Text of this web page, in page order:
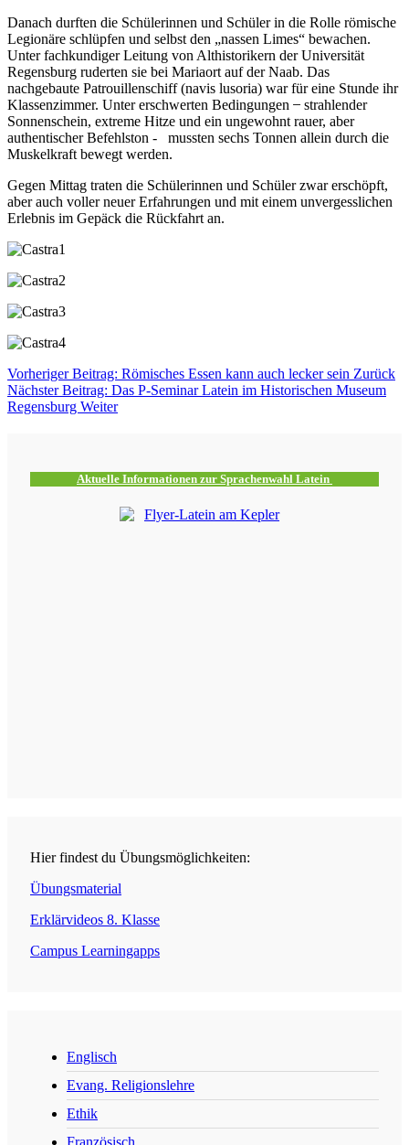
Danach durften die Schülerinnen und Schüler in die Rolle römische
Legionäre schlüpfen und selbst den „nassen Limes“ bewachen.
Unter fachkundiger Leitung von Althistorikern der Universität
Regensburg ruderten sie bei Mariaort auf der Naab. Das
nachgebaute Patrouillenschiff (navis lusoria) war für eine Stunde ihr
Klassenzimmer. Unter erschwerten Bedingungen ̶ strahlender
Sonnenschein, extreme Hitze und ein ungewohnt rauer, aber
authentischer Befehlston - mussten sechs Tonnen allein durch die
Muskelkraft bewegt werden.
Gegen Mittag traten die Schülerinnen und Schüler zwar erschöpft,
aber auch voller neuer Erfahrungen und mit einem unvergesslichen
Erlebnis im Gepäck die Rückfahrt an.
Vorheriger Beitrag: Römisches Essen kann auch lecker sein Zurück
Nächster Beitrag: Das P-Seminar Latein im Historischen Museum
Regensburg Weiter
Aktuelle Informationen zur Sprachenwahl Latein
Hier findest du Übungsmöglichkeiten:
Übungsmaterial
Erklärvideos 8. Klasse
Campus Learningapps
Englisch
Evang. Religionslehre
Ethik